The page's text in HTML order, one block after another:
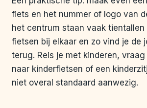
fiets en het nummer of logo van
het centrum staan vaak tientallen
fietsen bij elkaar en zo vind je de
terug. Reis je met kinderen,
naar kinderfietsen of een
niet overal standaard aanwezig.